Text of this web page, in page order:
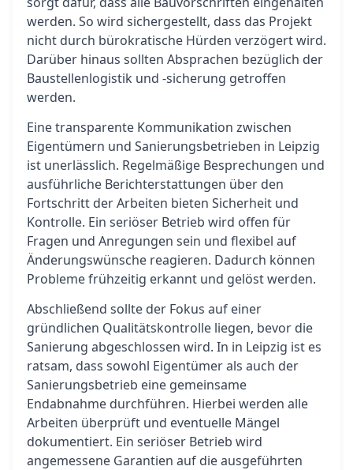
werden. So wird sichergestellt, dass das Projekt
nicht durch bürokratische Hürden verzögert wird.
Darüber hinaus sollten Absprachen bezüglich der
Baustellenlogistik und -sicherung getroffen
werden.
Eine transparente Kommunikation zwischen
Eigentümern und Sanierungsbetrieben in Leipzig
ist unerlässlich. Regelmäßige Besprechungen und
ausführliche Berichterstattungen über den
Fortschritt der Arbeiten bieten Sicherheit und
Kontrolle. Ein seriöser Betrieb wird offen für
Fragen und Anregungen sein und flexibel auf
Änderungswünsche reagieren. Dadurch können
Probleme frühzeitig erkannt und gelöst werden.
Abschließend sollte der Fokus auf einer
gründlichen Qualitätskontrolle liegen, bevor die
Sanierung abgeschlossen wird. In in Leipzig ist es
ratsam, dass sowohl Eigentümer als auch der
Sanierungsbetrieb eine gemeinsame
Endabnahme durchführen. Hierbei werden alle
Arbeiten überprüft und eventuelle Mängel
dokumentiert. Ein seriöser Betrieb wird
angemessene Garantien auf die ausgeführten